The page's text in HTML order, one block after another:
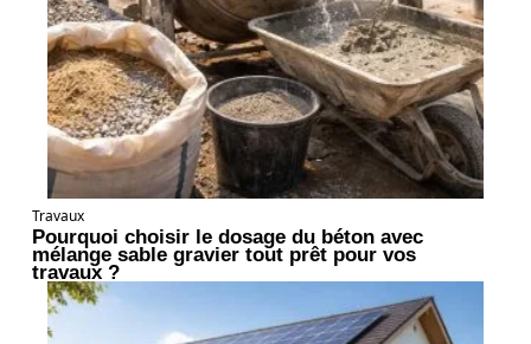
Travaux
Pourquoi choisir le dosage du béton avec
mélange sable gravier tout prêt pour vos
travaux ?